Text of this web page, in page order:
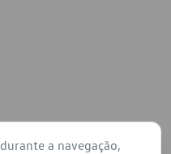
a navegação,